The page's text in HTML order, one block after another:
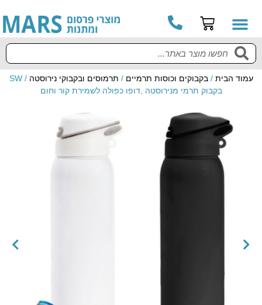
עמוד הבית /בקבוקים וכוסות תרמיים / תרמוסים ובקבוקי נירוסטה
/ SW
בקבוק תרמי מנירוסטה ,דופו כפולה לשמירת קור וחום